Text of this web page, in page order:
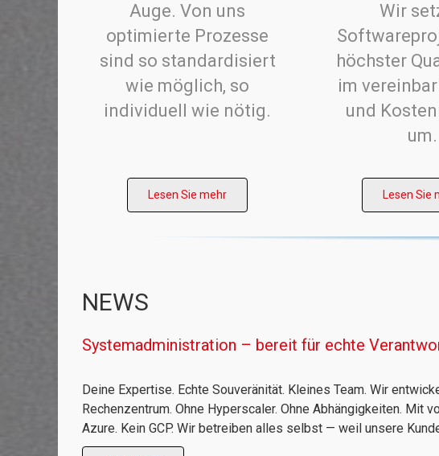
Auge. Von uns
optimierte Prozesse
sind so standardisiert
wie möglich, so
individuell wie nötig.
Lesen Sie mehr
Wir
höchster
im
und
um.
Lesen Sie
Systemadministration – bereit für echte
Deine Expertise. Echte Souveränität. Kleines Team. Wir
Rechenzentrum. Ohne Hyperscaler. Ohne Abhängigkeiten. Mit
Azure. Kein GCP. Wir betreiben alles selbst — weil unsere